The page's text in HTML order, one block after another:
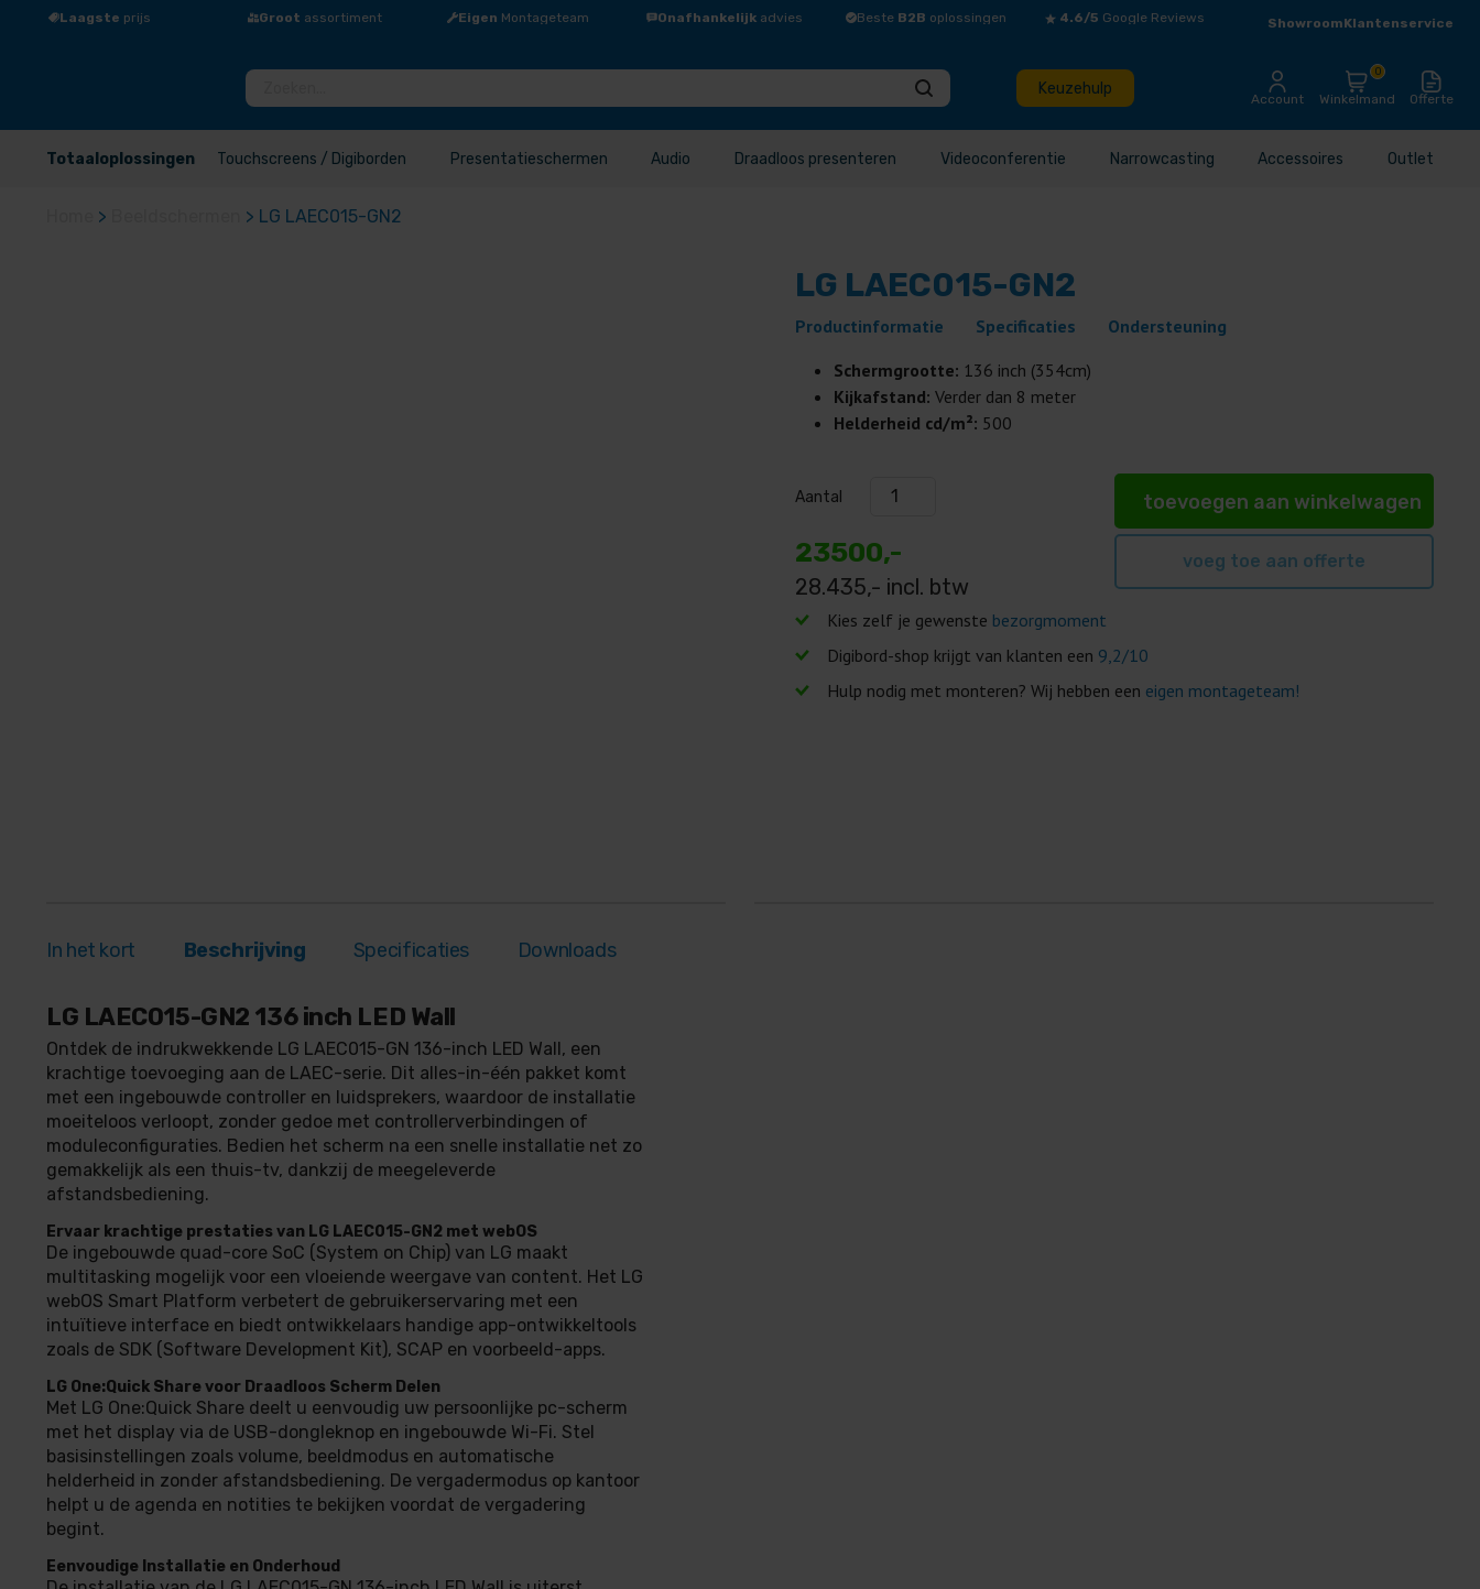
Laagste prijs Groot assortiment Eigen Montageteam Onafhankelijk advies Beste B2B oplossingen 4.6/5 Google Reviews ShowroomKlantenservice
Keuzehulp
Account Winkelmand
0
Offerte
Totaaloplossingen Touchscreens / Digiborden Presentatieschermen Audio Draadloos presenteren Videoconferentie Narrowcasting Accessoires Outlet
> > LG LAEC015-GN2
LG LAEC015-GN2
Productinformatie Specificaties
Ondersteuning
Schermgrootte: 136 inch (354cm)
Kijkafstand: Verder dan 8 meter
Helderheid cd/m²: 500
Aantal
23500,-
28.435,- incl. btw
toevoegen aan winkelwagen
voeg toe aan offerte
Kies zelf je gewenste bezorgmoment
Digibord-shop krijgt van klanten een 9,2/10
Hulp nodig met monteren? Wij hebben een eigen montageteam!
In het kort Beschrijving Specificaties Downloads
LG LAEC015-GN2 136 inch LED Wall
Ontdek de indrukwekkende LG LAEC015-GN 136-inch LED Wall, een
krachtige toevoeging aan de LAEC-serie. Dit alles-in-één pakket komt
met een ingebouwde controller en luidsprekers, waardoor de installatie
moeiteloos verloopt, zonder gedoe met controllerverbindingen of
moduleconfiguraties. Bedien het scherm na een snelle installatie net zo
gemakkelijk als een thuis-tv, dankzij de meegeleverde
afstandsbediening.
Ervaar krachtige prestaties van LG LAEC015-GN2 met webOS
De ingebouwde quad-core SoC (System on Chip) van LG maakt
multitasking mogelijk voor een vloeiende weergave van content. Het LG
webOS Smart Platform verbetert de gebruikerservaring met een
intuïtieve interface en biedt ontwikkelaars handige app-ontwikkeltools
zoals de SDK (Software Development Kit), SCAP en voorbeeld-apps.
LG One:Quick Share voor Draadloos Scherm Delen
Met LG One:Quick Share deelt u eenvoudig uw persoonlijke pc-scherm
met het display via de USB-dongleknop en ingebouwde Wi-Fi. Stel
basisinstellingen zoals volume, beeldmodus en automatische
helderheid in zonder afstandsbediening. De vergadermodus op kantoor
helpt u de agenda en notities te bekijken voordat de vergadering
begint.
Eenvoudige Installatie en Onderhoud